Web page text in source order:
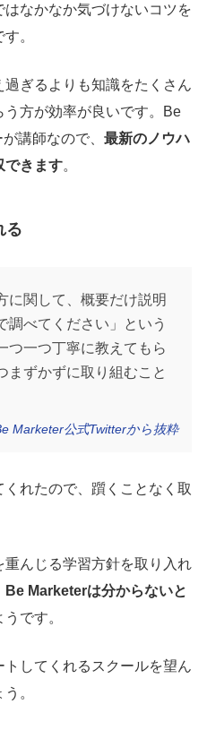
なかなか気づけないコツを
。
ぎるよりも知識をたくさん
方が効率が良いです。Be
講師なので、 最新のノウハ
できます。
る
に関して、概要だけ説明
調べてください」という
つ一つ丁寧に教えてもら
まずかずに取り組むこと
Marketer公式Twitterから抜粋
れたので、躓くことなく取
んじる学習方針を取り入れ
Be Marketerは分からないと
うです。
してくれるスクールを望ん
。